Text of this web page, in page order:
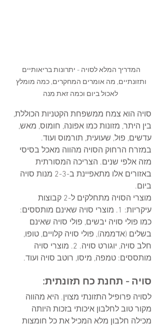
המדריך המלא לסויה - יתרונות בריאותיים
ותזונתיים, מה אומרים המחקרים, כמה מומלץ
לאכול ביום וכמה זאת מנה
סויה הוא צמח ממשפחת הקטניות הכוללת,
בין היתר, מזונות כמו אפונה, חומוס, מאש,
עדשים, פול, שעועית, תורמוס ועוד.
במזרח הרחוק הסויה מהווה מאכל בסיסי
מזה אלפי שנים. הצריכה המסורתית
באזורים אלו מתאפיינת ב-2-3 מנות סויה
ביום.
מוצרי הסויה מתחלקים ל-2 קבוצות
עיקריות: 1. מוצרי סויה שאינם מותססים:
כמו פולי סויה יבשים, פולי סויה שאינם
בשלים (אדממה), פולי סויה קלויים, טופו,
חלב סויה, יוגורט סויה. 2. מוצרי סויה
מותססים: טמפה, מיסו, רוטב סויה ועוד.
סויה - תחנת כח תזונתית:
לסויה פרופיל התזונתי מצוין. היא מהווה
מקור טוב לחלבון איכותי בזכות היותה
מכילה חלבון מלא המכיל את כל חומצות